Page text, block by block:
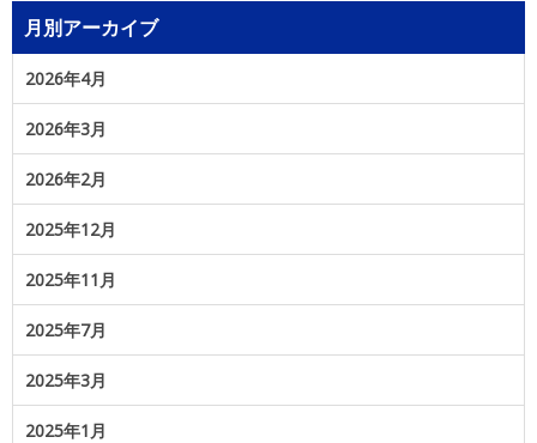
月別アーカイブ
2026年4月
2026年3月
2026年2月
2025年12月
2025年11月
2025年7月
2025年3月
2025年1月